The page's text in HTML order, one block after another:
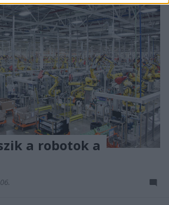
a robotok a